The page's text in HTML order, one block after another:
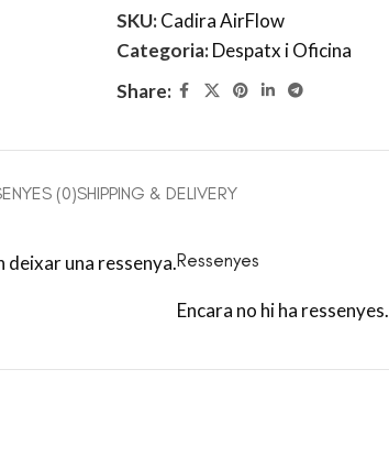
SKU:Cadira AirFlow
Categoria:Despatx i Oficina
Share:
(0)SHIPPING & DELIVERY
Ressenyes
Encara no hi ha ressenyes.
una ressenya.